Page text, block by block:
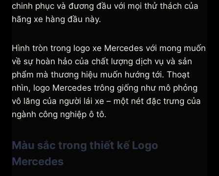
chinh phục và đương đầu với mọi thử thách của
hãng xe hàng đầu này.
Hình tròn trong logo xe Mercedes với mong muốn
về sự hoàn hảo của chất lượng dịch vụ và sản
phẩm mà thương hiệu muốn hướng tới. Thoạt
nhìn, logo Mercedes trông giống như mô phỏng
vô lăng của người lái xe – một nét đặc trưng của
ngành công nghiệp ô tô.
Màu sắc trong thiết kế Logo
Mercedes